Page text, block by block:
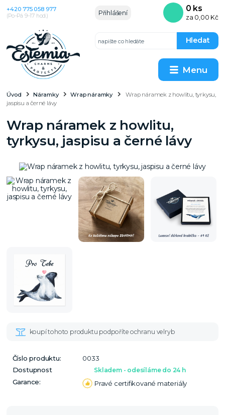
Menu
Přihlášení
Hledat
+420 775 058 977
(Po–Pá 9–17 hod.)
0 ks
za 0,00 Kč
Úvod Náramky Wrap náramky
Wrap náramek z howlitu, tyrkysu,
jaspisu a černé lávy
Wrap náramek z howlitu,
tyrkysu, jaspisu a černé lávy
Číslo produktu:
0033
Dostupnost
Skladem - odesíláme do 24 h
Garance: Pravé certifikované materiály